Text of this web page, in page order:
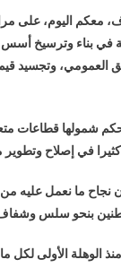
معكم اليوم، على
في بناء وترسيخ أسس
العمومي، وتجسيد
شمولها قطاعات
في إصلاح وتطوير
نجاح ما نعمل عليه من
بنحو سلس
الوهلة الأولى